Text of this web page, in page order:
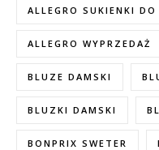
ALLEGRO SUKIENKI
ALLEGRO WYPRZEDAŻ
BLUZE DAMSKI
BLUZKI DAMSKI
BONPRIX SWETER